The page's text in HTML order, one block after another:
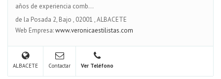
años de experiencia comb...
de la Posada 2, Bajo , 02001 ,ALBACETE
Web Empresa:www.veronicaestilistas.com
ALBACETE Contactar Ver Teléfono